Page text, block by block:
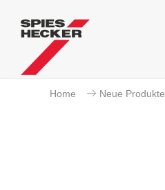
Home Neue Produkte